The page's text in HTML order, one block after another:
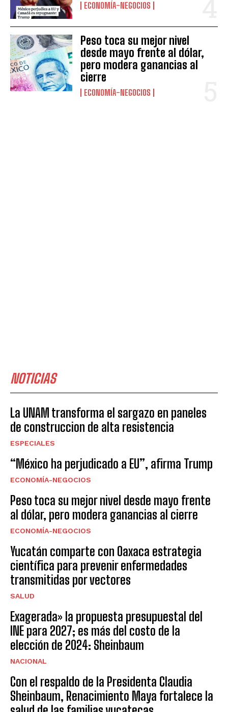
ECONOMÍA-NEGOCIOS
Peso toca su mejor nivel
desde mayo frente al dólar,
pero modera ganancias al
cierre
ECONOMÍA-NEGOCIOS
NOTICIAS
La UNAM transforma el sargazo en paneles
de construccion de alta resistencia
ESPECIALES
“México ha perjudicado a EU”, afirma Trump
ECONOMÍA-NEGOCIOS
Peso toca su mejor nivel desde mayo frente
al dólar, pero modera ganancias al cierre
ECONOMÍA-NEGOCIOS
Yucatán comparte con Oaxaca estrategia
científica para prevenir enfermedades
transmitidas por vectores
SALUD
Exagerada» la propuesta presupuestal del
INE para 2027; es más del costo de la
elección de 2024: Sheinbaum
NACIONAL
Con el respaldo de la Presidenta Claudia
Sheinbaum, Renacimiento Maya fortalece la